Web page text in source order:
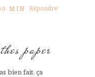
MIN Répondre
paper
bien fait, ça